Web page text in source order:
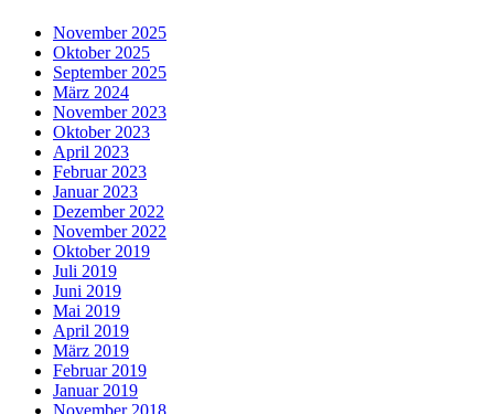
November 2025
Oktober 2025
September 2025
März 2024
November 2023
Oktober 2023
April 2023
Februar 2023
Januar 2023
Dezember 2022
November 2022
Oktober 2019
Juli 2019
Juni 2019
Mai 2019
April 2019
März 2019
Februar 2019
Januar 2019
November 2018